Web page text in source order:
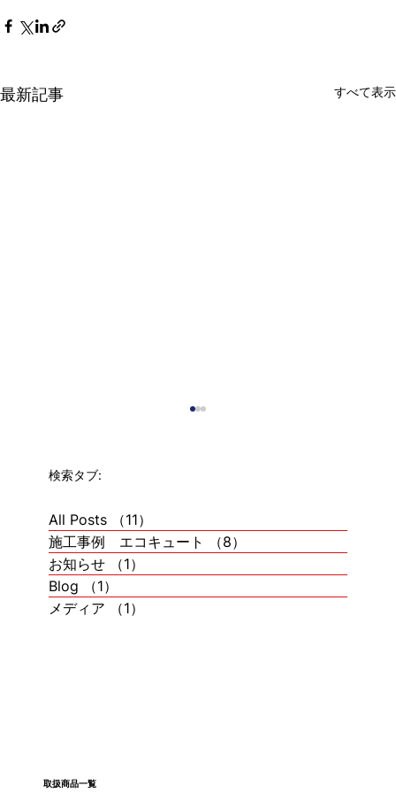
取扱商品一覧
最新記事 すべて表示
千葉県千葉市でエコキュート交換｜費用
All Posts （11）
施工事例 エコキュート
（8）
お知らせ
（1）
Blog
（1）
メディア
（1）
検索タブ: